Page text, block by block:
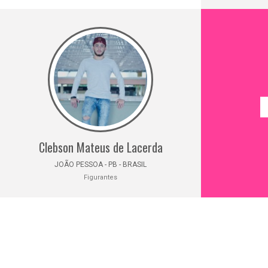
Clebson Mateus de Lacerda
JOÃO PESSOA - PB - BRASIL
Figurantes